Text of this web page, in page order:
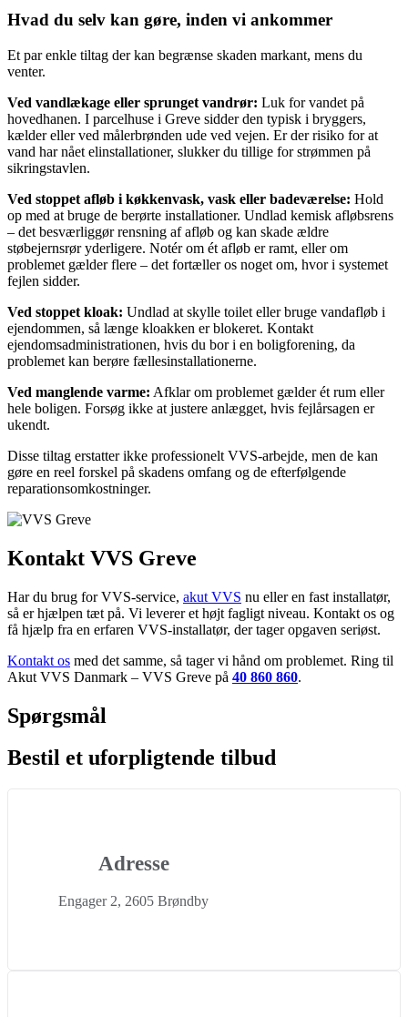
Hvad du selv kan gøre, inden vi ankommer
Et par enkle tiltag der kan begrænse skaden markant, mens du
venter.
Ved vandlækage eller sprunget vandrør: Luk for vandet på
hovedhanen. I parcelhuse i Greve sidder den typisk i bryggers,
kælder eller ved målerbrønden ude ved vejen. Er der risiko for at
vand har nået elinstallationer, slukker du tillige for strømmen på
sikringstavlen.
Ved stoppet afløb i køkkenvask, vask eller badeværelse: Hold
op med at bruge de berørte installationer. Undlad kemisk afløbsrens
– det besværliggør rensning af afløb og kan skade ældre
støbejernsrør yderligere. Notér om ét afløb er ramt, eller om
problemet gælder flere – det fortæller os noget om, hvor i systemet
fejlen sidder.
Ved stoppet kloak: Undlad at skylle toilet eller bruge vandafløb i
ejendommen, så længe kloakken er blokeret. Kontakt
ejendomsadministrationen, hvis du bor i en boligforening, da
problemet kan berøre fællesinstallationerne.
Ved manglende varme: Afklar om problemet gælder ét rum eller
hele boligen. Forsøg ikke at justere anlægget, hvis fejlårsagen er
ukendt.
Disse tiltag erstatter ikke professionelt VVS-arbejde, men de kan
gøre en reel forskel på skadens omfang og de efterfølgende
reparationsomkostninger.
Kontakt VVS Greve
Har du brug for VVS-service, akut VVS nu eller en fast installatør,
så er hjælpen tæt på. Vi leverer et højt fagligt niveau. Kontakt os og
få hjælp fra en erfaren VVS-installatør, der tager opgaven seriøst.
Kontakt os med det samme, så tager vi hånd om problemet. Ring til
Akut VVS Danmark – VVS Greve på 40 860 860.
Spørgsmål
Bestil et uforpligtende tilbud
Adresse
Engager 2, 2605 Brøndby